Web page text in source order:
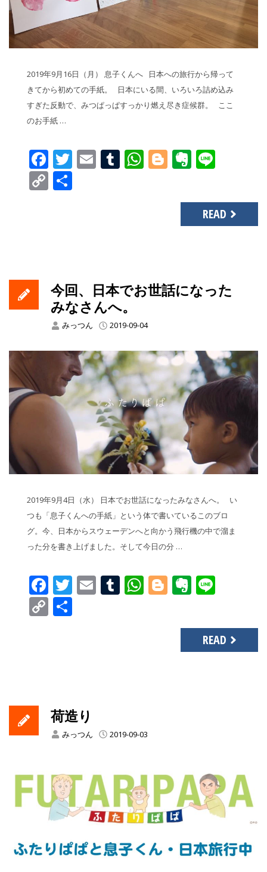
2019年9月16日（月） 息子くんへ 日本への旅行から帰って
きてから初めての手紙。 日本にいる間、いろいろ詰め込み
すぎた反動で、みつぱっぱすっかり燃え尽き症候群。 ここ
のお手紙 …
Facebook
Twitter
EmailTumblr
WhatsApp
Blogger
Copy
READ
今回、日本でお世話になった
みなさんへ。
みっつん 2019-09-04
2019年9月4日（水） 日本でお世話になったみなさんへ。 い
つも「息子くんへの手紙」という体で書いているこのブロ
グ。今、日本からスウェーデンへと向かう飛行機の中で溜ま
った分を書き上げました。そして今日の分 …
Facebook
Twitter
EmailTumblr
WhatsApp
Blogger
Copy
READ
荷造り
みっつん 2019-09-03